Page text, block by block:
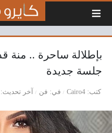
بإطلالة ساحرة .. منة
جلسة جديدة
كتب Cairo4 في فن آخر تحديث